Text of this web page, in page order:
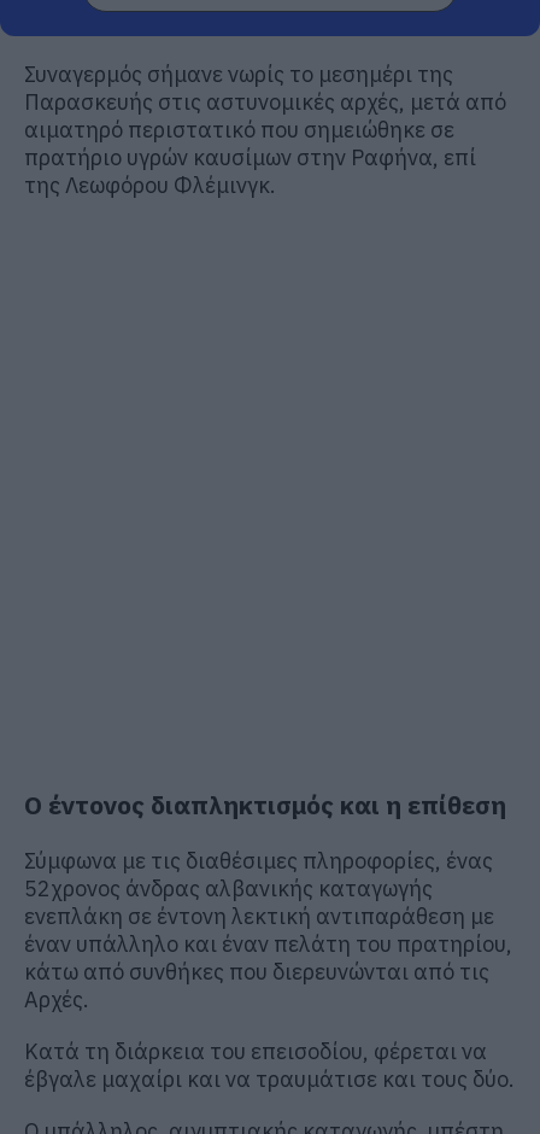
Συναγερμός σήμανε νωρίς το μεσημέρι της
Παρασκευής στις αστυνομικές αρχές, μετά από
αιματηρό περιστατικό που σημειώθηκε σε
πρατήριο υγρών καυσίμων στην Ραφήνα, επί
της Λεωφόρου Φλέμινγκ.
Ο έντονος διαπληκτισμός και η επίθεση
Σύμφωνα με τις διαθέσιμες πληροφορίες, ένας
52χρονος άνδρας αλβανικής καταγωγής
ενεπλάκη σε έντονη λεκτική αντιπαράθεση με
έναν υπάλληλο και έναν πελάτη του πρατηρίου,
κάτω από συνθήκες που διερευνώνται από τις
Αρχές.
Κατά τη διάρκεια του επεισοδίου, φέρεται να
έβγαλε μαχαίρι και να τραυμάτισε και τους δύο.